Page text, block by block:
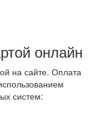
онлайн
на сайте. Оплата
систем: